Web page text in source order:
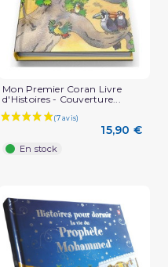
Mon Premier Coran Livre
d'Histoires - Couverture...
15,90 €
En stock